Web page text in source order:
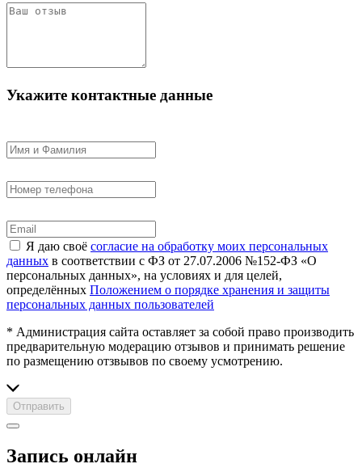
Укажите контактные данные
Я даю своё согласие на обработку моих персональных
данных в соответствии с ФЗ от 27.07.2006 №152-ФЗ «О
персональных данных», на условиях и для целей,
определённых Положением о порядке хранения и защиты
персональных данных пользователей
* Администрация сайта оставляет за собой право производить
предварительную модерацию отзывов и принимать решение
по размещению отзвывов по своему усмотрению.
Отправить
Запись онлайн